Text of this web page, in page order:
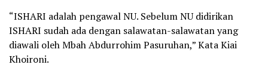
“ISHARI adalah pengawal NU. Sebelum NU didirikan
ISHARI sudah ada dengan salawatan-salawatan yang
diawali oleh Mbah Abdurrohim Pasuruhan,” Kata Kiai
Khoironi.